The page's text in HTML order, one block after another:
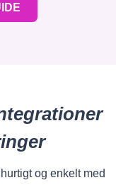
og enkelt med